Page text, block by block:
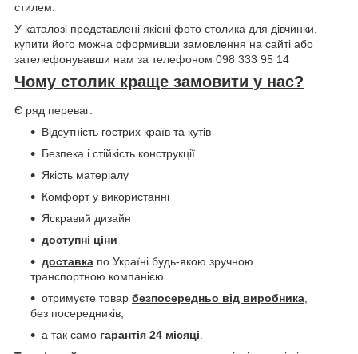
стилем.
У каталозі представлені якісні фото столика для дівчинки,
купити його можна оформивши замовлення на сайті або
зателефонувавши нам за телефоном 098 333 95 14
Чому столик краще замовити у нас?
Є ряд переваг:
Відсутність гострих країв та кутів
Безпека і стійкість конструкції
Якість матеріалу
Комфорт у використанні
Яскравий дизайн
доступні ціни
доставка по Україні будь-якою зручною
транспортною компанією.
отримуєте товар безпосередньо від виробника
без посередників,
а так само гарантія 24 місяці